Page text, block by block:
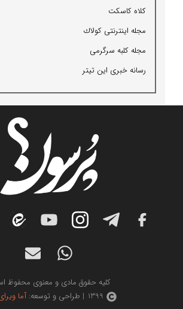
كلاه كاسكت
مجله اینترنتی كولاك
مجله كلبه سرگرمی
رسانه خبری این تیتر
کلیه حقوق مادی و معنوی محفوظ
1399 | طراحی و توسعه:
آما